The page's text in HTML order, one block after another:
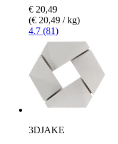
€ 20,49
(€ 20,49 / kg)
4.7 (81)
3DJAKE